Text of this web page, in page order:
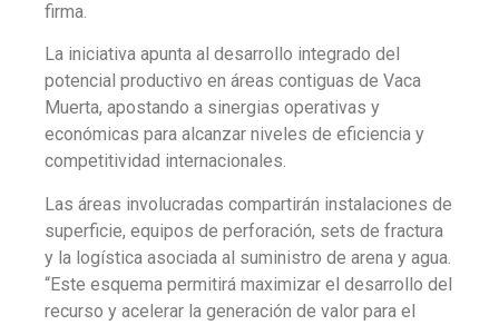
firma.
La iniciativa apunta al desarrollo integrado del
potencial productivo en áreas contiguas de Vaca
Muerta, apostando a sinergias operativas y
económicas para alcanzar niveles de eficiencia y
competitividad internacionales.
Las áreas involucradas compartirán instalaciones de
superficie, equipos de perforación, sets de fractura
y la logística asociada al suministro de arena y agua.
“Este esquema permitirá maximizar el desarrollo del
recurso y acelerar la generación de valor para el